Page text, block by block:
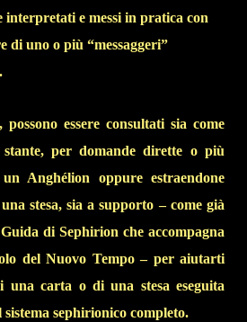
e messi in pratica con
di uno o più “messaggeri”
essere consultati sia come
per domande dirette o più
Anghélion oppure estraendone
stesa, sia a supporto – come già
di Sephirion che accompagna
del Nuovo Tempo – per aiutarti
una carta o di una stesa eseguita
sephirionico completo.